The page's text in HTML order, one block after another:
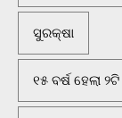
ସୁରକ୍ଷା
୧୫ ବର୍ଷ ହେଲା